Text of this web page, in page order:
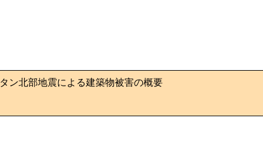
ン北部地震による建築物被害の概要